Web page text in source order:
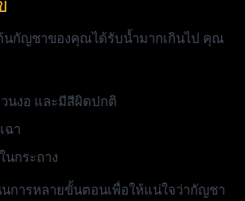
นกัญชาของคุณได้รับน้ำมากเกินไป คุณ
นงอ และมีสีผิดปกติ
ฉา
กระถาง
การหลายขั้นตอนเพื่อให้แน่ใจว่ากัญชา